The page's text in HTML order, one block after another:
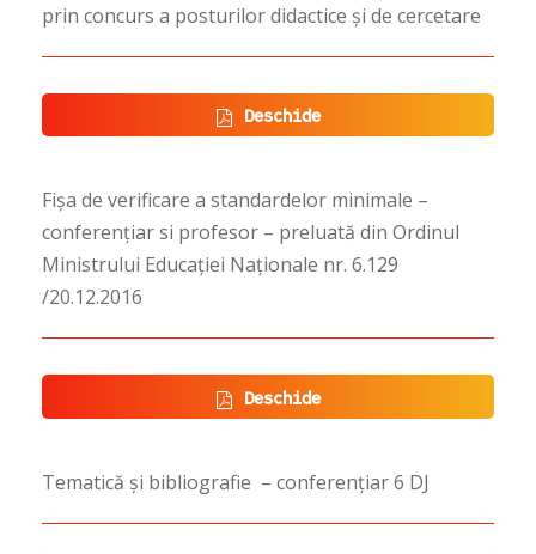
prin concurs a posturilor didactice și de cercetare
Deschide
Fișa de verificare a standardelor minimale –
conferențiar si profesor – preluată din Ordinul
Ministrului Educației Naționale nr. 6.129
/20.12.2016
Deschide
Tematică și bibliografie – conferențiar 6 DJ